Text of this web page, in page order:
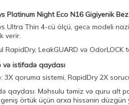
Platinum Night Eco N16 Gigiyenik Bez
Ultra Thin 4-cü ölçü, gecə modeli
verir.
RapidDry, LeakGUARD və
və istifadə qaydası
3X qoruma sistemi, RapidDry 2X
qaydası: Məhsulu təmiz və quru alt
örtük üçün arxa hissənin düzgün